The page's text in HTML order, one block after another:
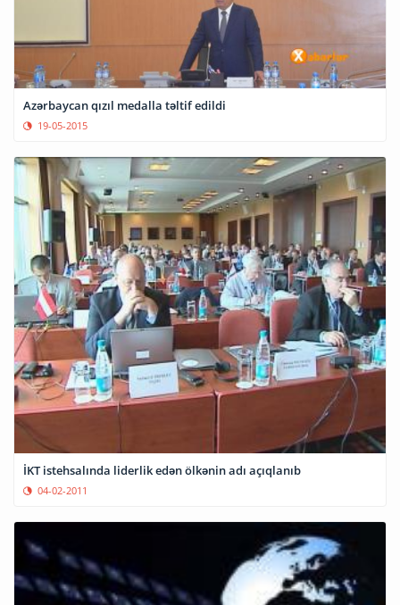
Azərbaycan qızıl medalla təltif edildi
19-05-2015
İKT istehsalında liderlik edən ölkənin adı açıqlanıb
04-02-2011